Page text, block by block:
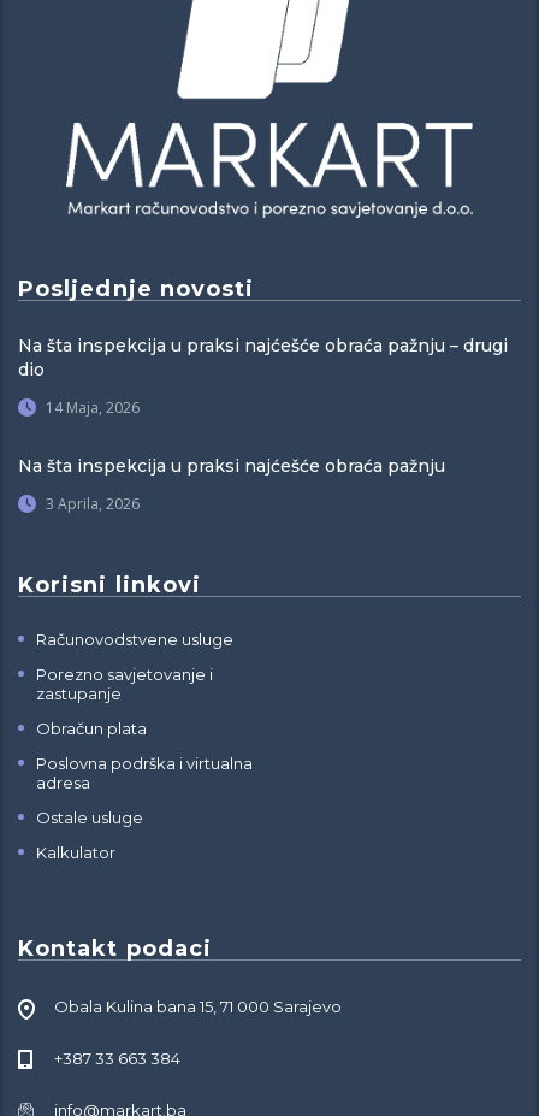
Posljednje novosti
Na šta inspekcija u praksi najćešće obraća pažnju – drugi
dio
14 Maja, 2026
Na šta inspekcija u praksi najćešće obraća pažnju
3 Aprila, 2026
Korisni linkovi
Računovodstvene usluge
Porezno savjetovanje i
zastupanje
Obračun plata
Poslovna podrška i virtualna
adresa
Ostale usluge
Kalkulator
Kontakt podaci
Obala Kulina bana 15, 71 000 Sarajevo
+387 33 663 384
info@markart.ba